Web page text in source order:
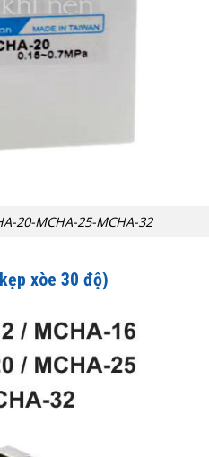
20-MCHA-25-MCHA-32
xòe 30 độ)